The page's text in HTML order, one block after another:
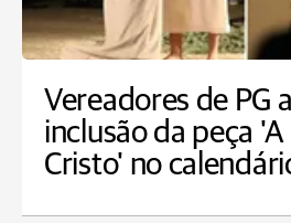
Vereadores de PG
inclusão da peça
Cristo' no